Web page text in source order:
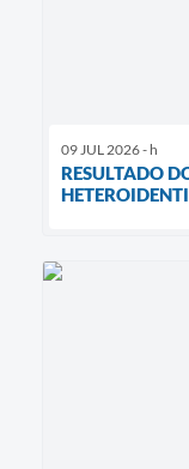
09 JUL 2026 - h
RESULTADO